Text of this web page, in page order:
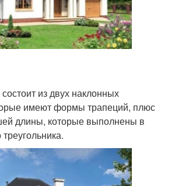
из двух наклонных
имеют формы трапеций, плюс
длины, которые выполнены в